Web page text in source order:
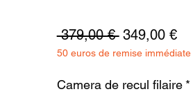
379,00 € 349,00 €
50 euros de remise immédiate
Camera de recul filaire *